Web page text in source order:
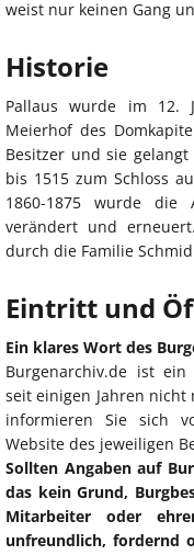
weist nur keinen Gang
Historie
Pallaus wurde im 12.
Meierhof des
Besitzer und sie
bis 1515 zum Schloss
1860-1875 wurde die
verändert und
durch die Familie
Eintritt und
Ein klares Wort des
Burgenarchiv.de ist ein
seit einigen Jahren
informieren Sie sich
Website des jeweiligen
Sollten Angaben auf
das kein Grund,
Mitarbeiter oder
unfreundlich, fordernd